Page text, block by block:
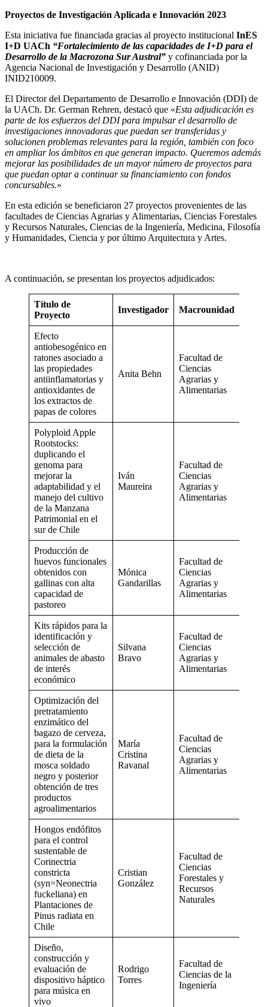
Proyectos de Investigación Aplicada e Innovación 2023
Esta iniciativa fue financiada gracias al proyecto institucional InES
I+D UACh “Fortalecimiento de las capacidades de I+D para el
Desarrollo de la Macrozona Sur Austral” y cofinanciada por la
Agencia Nacional de Investigación y Desarrollo (ANID)
INID210009.
El Director del Departamento de Desarrollo e Innovación (DDI) de
la UACh. Dr. German Rehren, destacó que «Esta adjudicación es
parte de los esfuerzos del DDI para impulsar el desarrollo de
investigaciones innovadoras que puedan ser transferidas y
solucionen problemas relevantes para la región, también con foco
en ampliar los ámbitos en que generan impacto. Queremos además
mejorar las posibilidades de un mayor número de proyectos para
que puedan optar a continuar su financiamiento con fondos
concursables.»
En esta edición se beneficiaron 27 proyectos provenientes de las
facultades de Ciencias Agrarias y Alimentarias, Ciencias Forestales
y Recursos Naturales, Ciencias de la Ingeniería, Medicina, Filosofía
y Humanidades, Ciencia y por último Arquitectura y Artes.
A continuación, se presentan los proyectos adjudicados:
Título de
Proyecto
Investigador Macrounidad
Efecto
antiobesogénico en
ratones asociado a
las propiedades
antiinflamatorias y
antioxidantes de
los extractos de
papas de colores
Anita Behn
Facultad de
Ciencias
Agrarias y
Alimentarias
Polyploid Apple
Rootstocks:
duplicando el
genoma para
mejorar la
adaptabilidad y el
manejo del cultivo
de la Manzana
Patrimonial en el
sur de Chile
Iván
Maureira
Facultad de
Ciencias
Agrarias y
Alimentarias
Producción de
huevos funcionales
obtenidos con
gallinas con alta
capacidad de
pastoreo
Mónica
Gandarillas
Facultad de
Ciencias
Agrarias y
Alimentarias
Kits rápidos para la
identificación y
selección de
animales de abasto
de interés
económico
Silvana
Bravo
Facultad de
Ciencias
Agrarias y
Alimentarias
Optimización del
pretratamiento
enzimático del
bagazo de cerveza,
para la formulación
de dieta de la
mosca soldado
negro y posterior
obtención de tres
productos
agroalimentarios
María
Cristina
Ravanal
Facultad de
Ciencias
Agrarias y
Alimentarias
Hongos endófitos
para el control
sustentable de
Corinectria
constricta
(syn=Neonectria
fuckeliana) en
Plantaciones de
Pinus radiata en
Chile
Cristian
González
Facultad de
Ciencias
Forestales y
Recursos
Naturales
Diseño,
construcción y
evaluación de
dispositivo háptico
para música en
vivo
Rodrigo
Torres
Facultad de
Ciencias de la
Ingeniería